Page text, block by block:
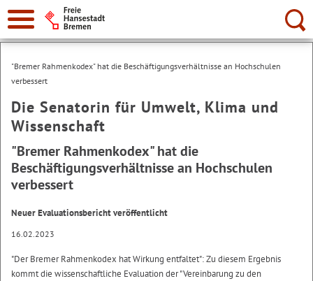
Suche:
"Bremer Rahmenkodex" hat die Beschäftigungsverhältnisse an Hochschulen
verbessert
Die Senatorin für Umwelt, Klima und
Wissenschaft
"Bremer Rahmenkodex" hat die
Beschäftigungsverhältnisse an Hochschulen
verbessert
Neuer Evaluationsbericht veröffentlicht
16.02.2023
"Der Bremer Rahmenkodex hat Wirkung entfaltet": Zu diesem Ergebnis
kommt die wissenschaftliche Evaluation der "Vereinbarung zu den